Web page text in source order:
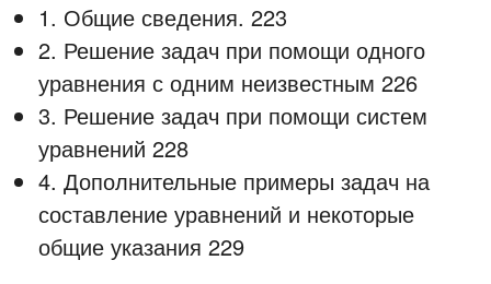
1. Общие сведения. 223
2. Решение задач при помощи одного
уравнения с одним неизвестным 226
3. Решение задач при помощи систем
уравнений 228
4. Дополнительные примеры задач на
составление уравнений и некоторые
общие указания 229